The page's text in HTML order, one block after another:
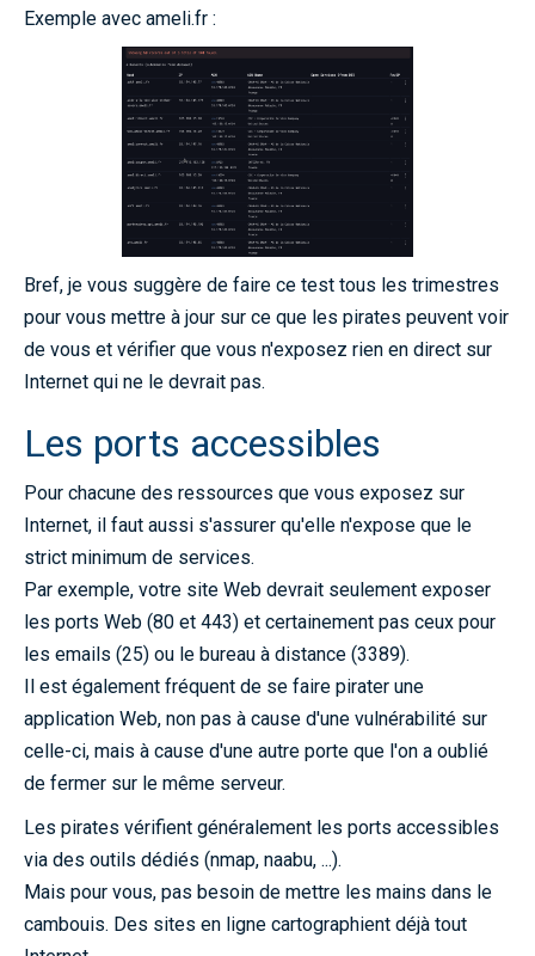
Exemple avec ameli.fr :
Bref, je vous suggère de faire ce test tous les trimestres
pour vous mettre à jour sur ce que les pirates peuvent voir
de vous et vérifier que vous n'exposez rien en direct sur
Internet qui ne le devrait pas.
Les ports accessibles
Pour chacune des ressources que vous exposez sur
Internet, il faut aussi s'assurer qu'elle n'expose que le
strict minimum de services.
Par exemple, votre site Web devrait seulement exposer
les ports Web (80 et 443) et certainement pas ceux pour
les emails (25) ou le bureau à distance (3389).
Il est également fréquent de se faire pirater une
application Web, non pas à cause d'une vulnérabilité sur
celle-ci, mais à cause d'une autre porte que l'on a oublié
de fermer sur le même serveur.
Les pirates vérifient généralement les ports accessibles
via des outils dédiés (nmap, naabu, ...).
Mais pour vous, pas besoin de mettre les mains dans le
cambouis. Des sites en ligne cartographient déjà tout